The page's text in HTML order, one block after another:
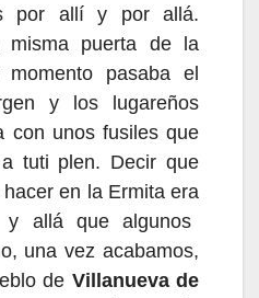
por allí y por allá.
misma puerta de la
pasaba el
y
los
lugareños
con unos fusiles que
tuti plen. Decir que
en la Ermita era
y allá que algunos
una vez acabamos,
de Villanueva de